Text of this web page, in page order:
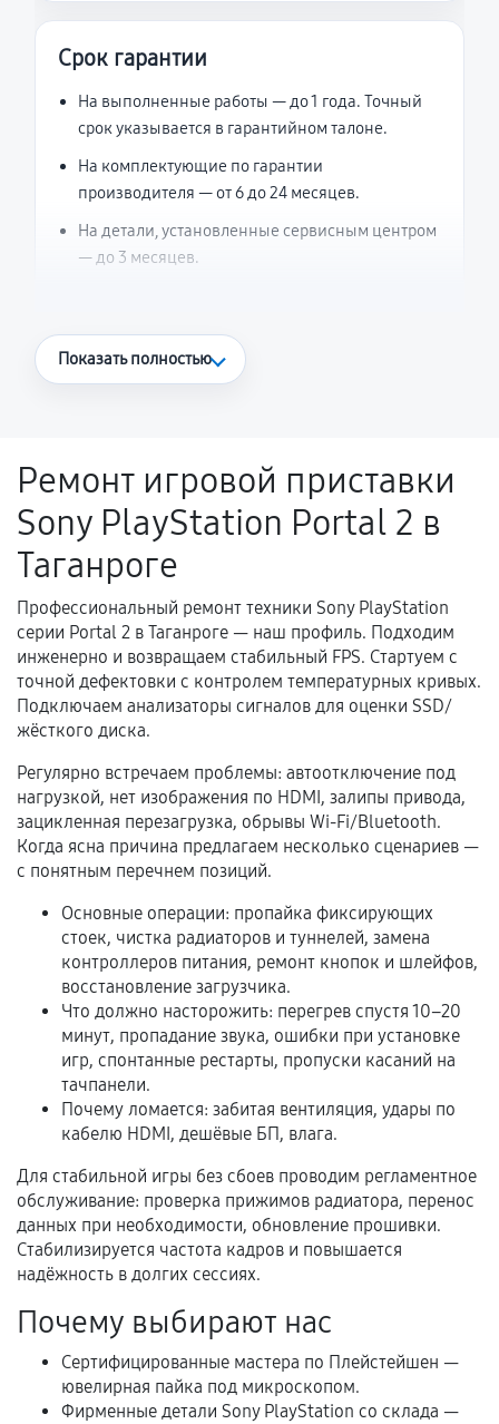
Срок гарантии
На выполненные работы — до 1 года. Точный
срок указывается в гарантийном талоне.
На комплектующие по гарантии
производителя — от 6 до 24 месяцев.
На детали, установленные сервисным центром
— до 3 месяцев.
Что считается гарантийным случаем
Поломка установленной детали при
нормальной эксплуатации в течение
гарантийного срока.
Несоответствие комплектующей заявленным
техническим характеристикам.
Документы для подтверждения
гарантии
Гарантийный талон.
Акт выполненных работ с датой, перечнем
услуг и сроком гарантии.
Документы на установленные комплектующие
Расширенная гарантия
В некоторых случаях возможно оформление
расширенной гарантии. Стоимость, сроки и
условия продления согласовываются отдельно и
фиксируются в документах.
Когда гарантия не действует
Нарушение правил эксплуатации,
механические повреждения, попадание влаги,
перегрев, коррозия.
Самостоятельный ремонт или вмешательство
третьих лиц.
Естественный износ деталей, если иное не
Показать полностью
Ремонт игровой приставки
Sony PlayStation Portal 2 в
Таганроге
Профессиональный ремонт техники Sony PlayStation
серии Portal 2 в Таганроге — наш профиль. Подходим
инженерно и возвращаем стабильный FPS. Стартуем с
точной дефектовки с контролем температурных кривых.
Подключаем анализаторы сигналов для оценки SSD/
жёсткого диска.
Регулярно встречаем проблемы: автоотключение под
нагрузкой, нет изображения по HDMI, залипы привода,
зацикленная перезагрузка, обрывы Wi-Fi/Bluetooth.
Когда ясна причина предлагаем несколько сценариев —
с понятным перечнем позиций.
Основные операции: пропайка фиксирующих
стоек, чистка радиаторов и туннелей, замена
контроллеров питания, ремонт кнопок и шлейфов,
восстановление загрузчика.
Что должно насторожить: перегрев спустя 10–20
минут, пропадание звука, ошибки при установке
игр, спонтанные рестарты, пропуски касаний на
тачпанели.
Почему ломается: забитая вентиляция, удары по
кабелю HDMI, дешёвые БП, влага.
Для стабильной игры без сбоев проводим регламентное
обслуживание: проверка прижимов радиатора, перенос
данных при необходимости, обновление прошивки.
Стабилизируется частота кадров и повышается
надёжность в долгих сессиях.
Почему выбирают нас
Сертифицированные мастера по Плейстейшен —
ювелирная пайка под микроскопом.
Фирменные детали Sony PlayStation со склада —